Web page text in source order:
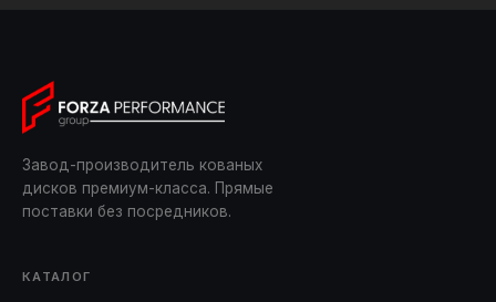
Завод-производитель кованых
дисков премиум-класса. Прямые
поставки без посредников.
КАТАЛОГ